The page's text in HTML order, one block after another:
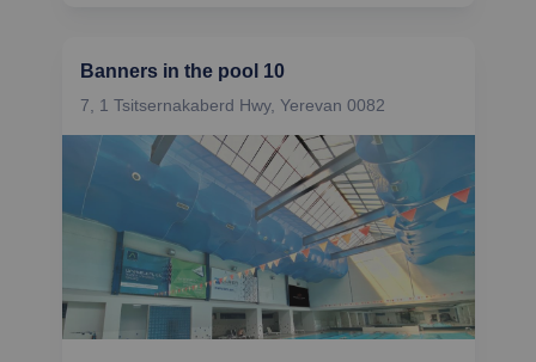
Banners in the pool 10
7, 1 Tsitsernakaberd Hwy, Yerevan 0082